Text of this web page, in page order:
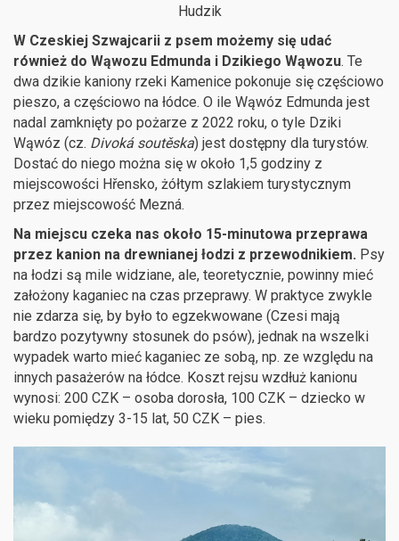
Hudzik
W Czeskiej Szwajcarii z psem możemy się udać
również do Wąwozu Edmunda i Dzikiego Wąwozu. Te
dwa dzikie kaniony rzeki Kamenice pokonuje się częściowo
pieszo, a częściowo na łódce. O ile Wąwóz Edmunda jest
nadal zamknięty po pożarze z 2022 roku, o tyle Dziki
Wąwóz (cz. Divoká soutěska) jest dostępny dla turystów.
Dostać do niego można się w około 1,5 godziny z
miejscowości Hřensko, żółtym szlakiem turystycznym
przez miejscowość Mezná.
Na miejscu czeka nas około 15-minutowa przeprawa
przez kanion na drewnianej łodzi z przewodnikiem. Psy
na łodzi są mile widziane, ale, teoretycznie, powinny mieć
założony kaganiec na czas przeprawy. W praktyce zwykle
nie zdarza się, by było to egzekwowane (Czesi mają
bardzo pozytywny stosunek do psów), jednak na wszelki
wypadek warto mieć kaganiec ze sobą, np. ze względu na
innych pasażerów na łódce. Koszt rejsu wzdłuż kanionu
wynosi: 200 CZK – osoba dorosła, 100 CZK – dziecko w
wieku pomiędzy 3-15 lat, 50 CZK – pies.